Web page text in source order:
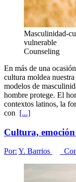
Masculinidad-
vulnerable
Counseling
En más de una
cultura moldea
modelos de
hombre protege. El
contextos latinos, la
con [...]
Cultura, emoción
Por: Y. Barrios